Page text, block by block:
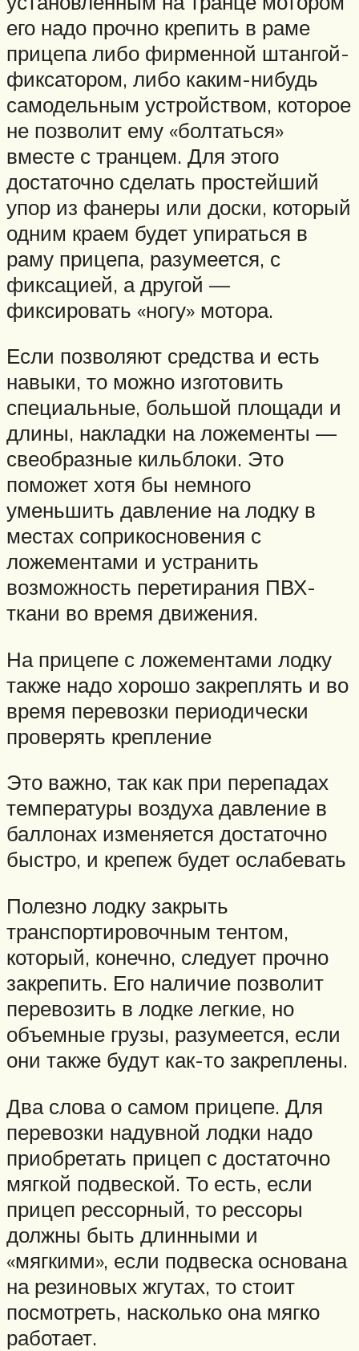
его надо прочно крепить в раме
прицепа либо фирменной штангой-
фиксатором, либо каким-нибудь
самодельным устройством, которое
не позволит ему «болтаться»
вместе с транцем. Для этого
достаточно сделать простейший
упор из фанеры или доски, который
одним краем будет упираться в
раму прицепа, разумеется, с
фиксацией, а другой —
фиксировать «ногу» мотора.
Если позволяют средства и есть
навыки, то можно изготовить
специальные, большой площади и
длины, накладки на ложементы —
свеобразные кильблоки. Это
поможет хотя бы немного
уменьшить давление на лодку в
местах соприкосновения с
ложементами и устранить
возможность перетирания ПВХ-
ткани во время движения.
На прицепе с ложементами лодку
также надо хорошо закреплять и во
время перевозки периодически
проверять крепление
Это важно, так как при перепадах
температуры воздуха давление в
баллонах изменяется достаточно
быстро, и крепеж будет ослабевать
Полезно лодку закрыть
транспортировочным тентом,
который, конечно, следует прочно
закрепить. Его наличие позволит
перевозить в лодке легкие, но
объемные грузы, разумеется, если
они также будут как-то закреплены.
Два слова о самом прицепе. Для
перевозки надувной лодки надо
приобретать прицеп с достаточно
мягкой подвеской. То есть, если
прицеп рессорный, то рессоры
должны быть длинными и
«мягкими», если подвеска основана
на резиновых жгутах, то стоит
посмотреть, насколько она мягко
работает.